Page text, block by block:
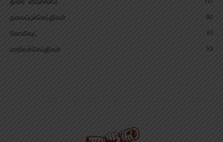
திரை விமர்சனம்
தலைப்புச்செய்திகள்
80
கோலிவுட்
61
மாநிலச்செய்திகள்
53